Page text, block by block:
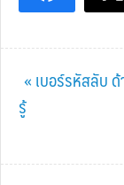
Previous
Post:
« เบอร์รหัสลับ
รู้